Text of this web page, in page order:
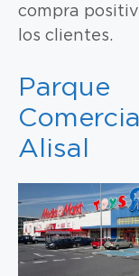
compra
los clientes.
Parque
Alisal